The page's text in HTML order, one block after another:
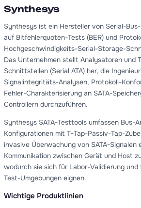
Synthesys
Synthesys ist ein Hersteller von Serial-
auf Bitfehlerquoten-Tests (BER) und
Hochgeschwindigkeits-Serial-Storage-
Das Unternehmen stellt Analysatoren und
Schnittstellen (Serial ATA) her, die
Signalintegritäts-Analysen, Protokoll-
Fehler-Charakterisierung an SATA-
Controllern durchzuführen.
Synthesys SATA-Testtools umfassen Bus-
Konfigurationen mit T-Tap-Passiv-Tap-
invasive Überwachung von SATA-Signalen
Kommunikation zwischen Gerät und Host
wodurch sie sich für Labor-Validierung
Test-Umgebungen eignen.
Wichtige Produktlinien